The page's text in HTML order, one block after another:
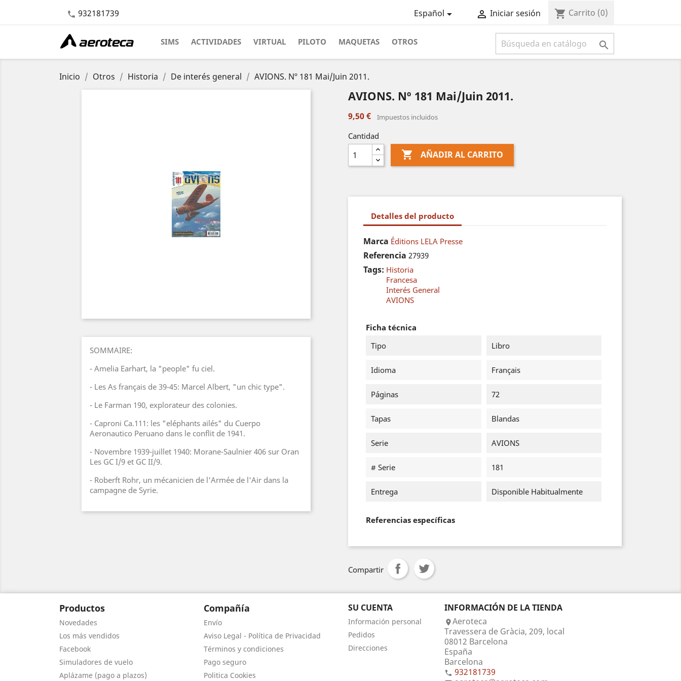
 932181739 Español  Iniciar sesión shopping_cart Carrito (0)
SIMS ACTIVIDADES VIRTUAL PILOTO MAQUETAS OTROS 
Inicio Otros Historia De interés general AVIONS. Nº 181 Mai/Juin 2011.
SOMMAIRE:
- Amelia Earhart, la "people" fu ciel.
- Les As français de 39-45: Marcel Albert, "un chic type".
- Le Farman 190, explorateur des colonies.
- Caproni Ca.111: les "eléphants ailés" du Cuerpo
Aeronautico Peruano dans le conflit de 1941.
- Novembre 1939-juillet 1940: Morane-Saulnier 406 sur Oran
Les GC I/9 et GC II/9.
- Roberft Rohr, un mécanicien de l'Armée de l'Air dans la
campagne de Syrie.
AVIONS. Nº 181 Mai/Juin 2011.
9,50 € Impuestos incluidos
Cantidad
 AÑADIR AL CARRITO
Detalles del producto
Marca Éditions LELA Presse
Referencia 27939
Tags: Historia
Francesa
Interés General
AVIONS
Ficha técnica
Tipo
Libro
Idioma Français
Páginas 72
Tapas Blandas
Serie AVIONS
# Serie 181
Entrega Disponible Habitualmente
Referencias específicas
Compartir
Productos
Novedades
Los más vendidos
Facebook
Simuladores de vuelo
Aplázame (pago a plazos)
Compañía
Envío
Aviso Legal - Política de Privacidad
Términos y condiciones
Pago seguro
Politica Cookies
SU CUENTA
Información personal
Pedidos
Direcciones
INFORMACIÓN DE LA TIENDA
Aeroteca
Travessera de Gràcia, 209, local
08012 Barcelona
España
Barcelona
 932181739